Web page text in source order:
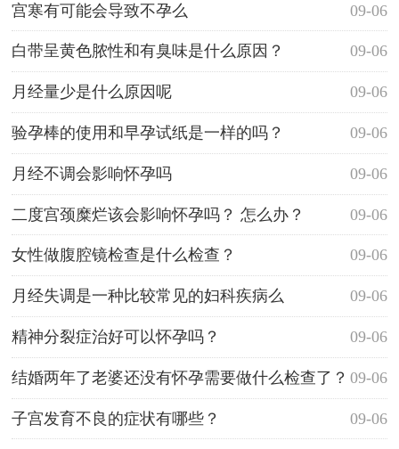
09-06
宫寒有可能会导致不孕么
09-06
白带呈黄色脓性和有臭味是什么原因？
09-06
月经量少是什么原因呢
09-06
验孕棒的使用和早孕试纸是一样的吗？
09-06
月经不调会影响怀孕吗
09-06
二度宫颈糜烂该会影响怀孕吗？ 怎么办？
09-06
女性做腹腔镜检查是什么检查？
09-06
月经失调是一种比较常见的妇科疾病么
09-06
精神分裂症治好可以怀孕吗？
09-06
结婚两年了老婆还没有怀孕需要做什么检查了？
09-06
子宫发育不良的症状有哪些？